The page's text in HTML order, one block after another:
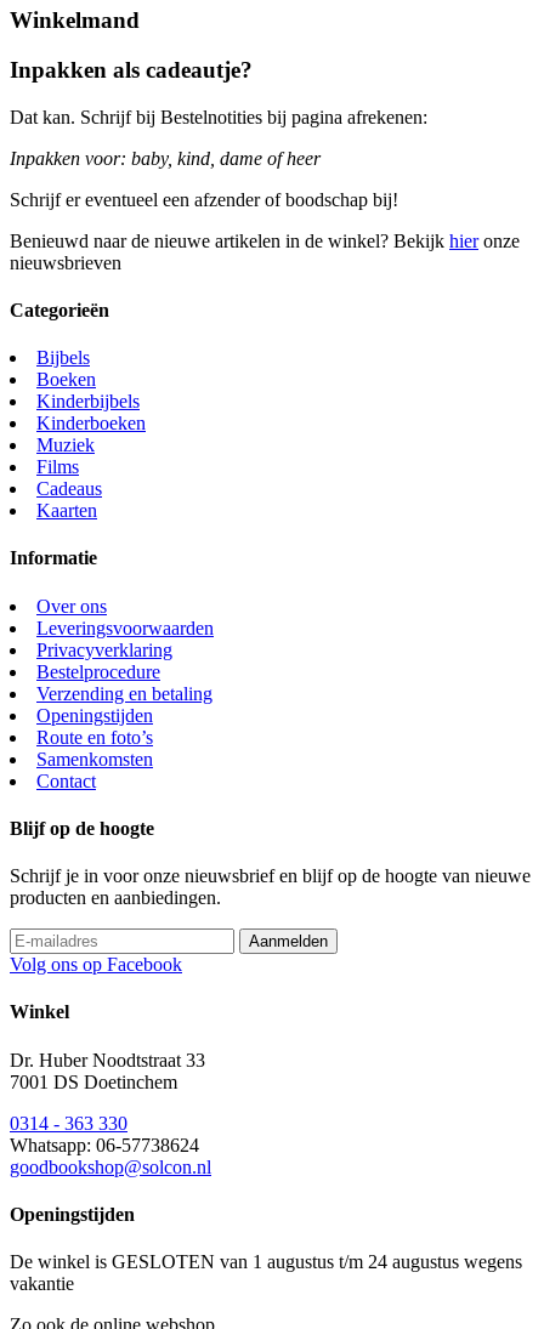
Winkelmand
Inpakken als cadeautje?
Dat kan. Schrijf bij Bestelnotities bij pagina afrekenen:
Inpakken voor: baby, kind, dame of heer
Schrijf er eventueel een afzender of boodschap bij!
Benieuwd naar de nieuwe artikelen in de winkel? Bekijk hieronze
nieuwsbrieven
Categorieën
Bijbels
Boeken
Kinderbijbels
Kinderboeken
Muziek
Films
Cadeaus
Kaarten
Informatie
Over ons
Leveringsvoorwaarden
Privacyverklaring
Bestelprocedure
Verzending en betaling
Openingstijden
Route en foto’s
Samenkomsten
Contact
Blijf op de hoogte
Schrijf je in voor onze nieuwsbrief en blijf op de hoogte van nieuwe
producten en aanbiedingen.
Volg ons op Facebook
Winkel
Dr. Huber Noodtstraat 33
7001 DS Doetinchem
0314 - 363 330
Whatsapp: 06-57738624
goodbookshop@solcon.nl
Openingstijden
De winkel is GESLOTEN van 1 augustus t/m 24 augustus wegens
vakantie